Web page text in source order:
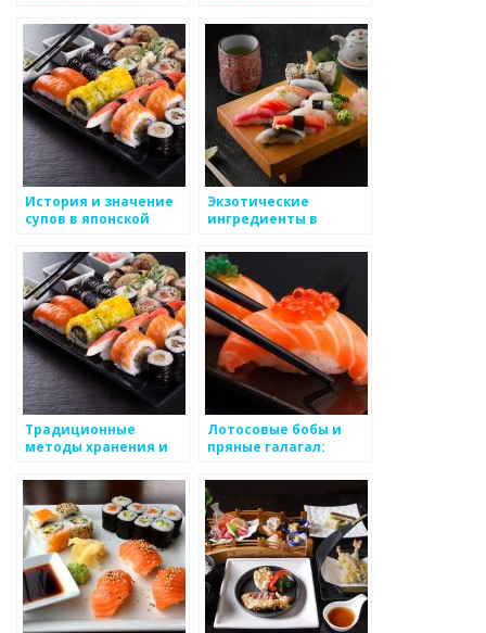
японской кухне
История и значение
супов в японской
Экзотические
ингредиенты в
история и
использование
Традиционные
методы хранения и
продуктов в японской
кухне
Лотосовые бобы и
пряные галагал:
сочетание в
традиционной
японской кухне